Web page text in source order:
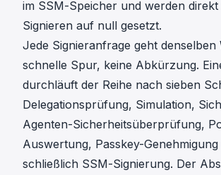
im SSM-Speicher und werden
Signieren auf null gesetzt.
Jede Signieranfrage geht denselben
schnelle Spur, keine Abkürzung.
durchläuft der Reihe nach sieben
Delegationsprüfung, Simulation,
Agenten-Sicherheitsüberprüfung,
Auswertung, Passkey-
schließlich SSM-Signierung. Der